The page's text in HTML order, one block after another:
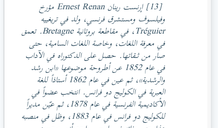
[13] إرنست رينان Ernest Renan مؤرخ
وفيلسوف ومستشرق فرنسي، ولد في تريغييه
Tréguier، في مقاطعة بروتانية Bretagne. تعمق
في معرفة اللغات، وخاصة اللغات السامية، حتى
صار من ثـقاتها. حصل على الدكتوراه في الآداب
في عام 1852 عن أطروحة موضوعها «ابن رشد
والرشدية»، ثم عين في عام 1862 أستاذاً للغة
العبرية في الكوليج دو فرانس. انتخب عضواً في
الأكاديمية الفرنسية في عام 1878، ثم عيّن مديراً
للكوليج دو فرانس في عام 1883، وظل في منصبه